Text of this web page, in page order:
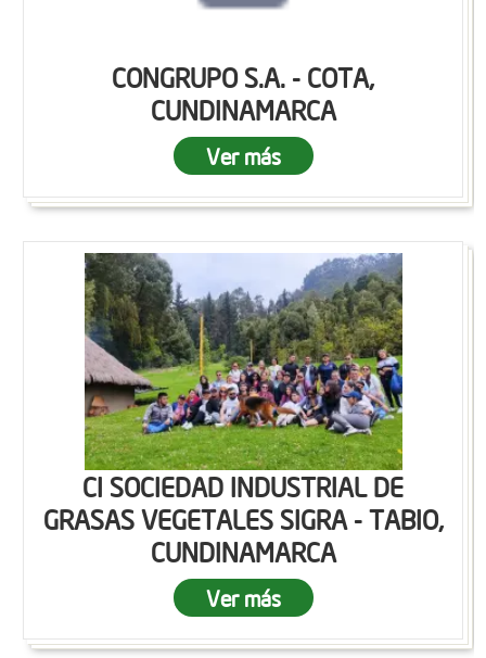
CONGRUPO S.A. - COTA,
CUNDINAMARCA
Ver más
CI SOCIEDAD INDUSTRIAL DE
GRASAS VEGETALES SIGRA - TABIO,
CUNDINAMARCA
Ver más